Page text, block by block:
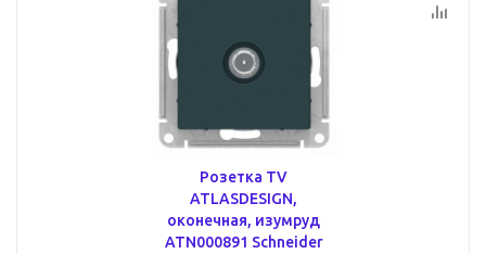
Розетка TV
ATLASDESIGN,
оконечная, изумруд
ATN000891 Schneider